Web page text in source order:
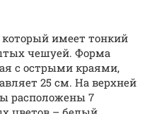
имеет тонкий
чешуей. Форма
с острыми краями,
25 см. На верхней
расположены 7